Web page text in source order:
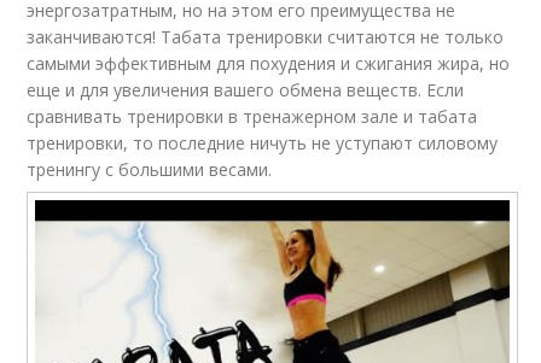
энергозатратным, но на этом его преимущества не
заканчиваются! Табата тренировки считаются не только
самыми эффективным для похудения и сжигания жира, но
еще и для увеличения вашего обмена веществ. Если
сравнивать тренировки в тренажерном зале и табата
тренировки, то последние ничуть не уступают силовому
тренингу с большими весами.